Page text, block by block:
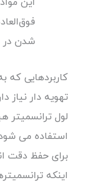
این
شدن در
کاربردهایی که
تهویه دار نیاز
لول ترانسمیتر
استفاده می
برای حفظ دقت
اینکه